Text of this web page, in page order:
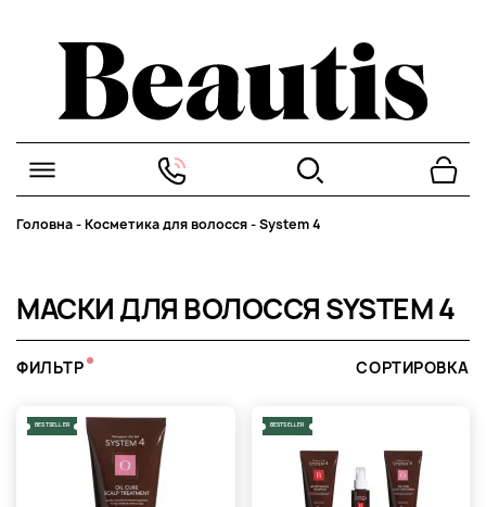
Головна-Косметика для волосся-System 4
МАСКИ ДЛЯ ВОЛОССЯ SYSTEM 4
ФИЛЬТР СОРТИРОВКА
BESTSELLER BESTSELLER